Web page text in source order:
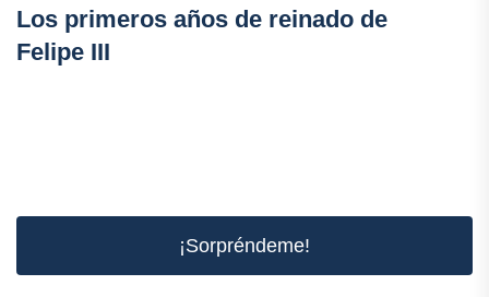
Los primeros años de reinado de
Felipe III
¡Sorpréndeme!